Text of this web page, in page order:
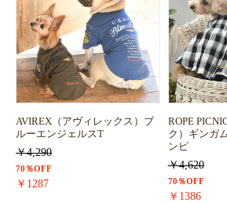
AVIREX（アヴィレックス）ブ
ルーエンジェルスT
￥4,290
70％OFF
￥1287
ROPE
ク）ギンガ
ンピ
￥4,620
70％OFF
￥1386